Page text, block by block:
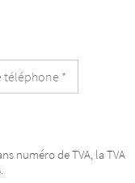
numéro de TVA, la TVA